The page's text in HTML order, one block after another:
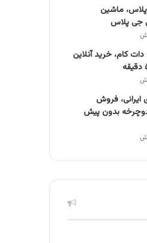
ماشین
جی پلاس
کام، خرید آنلاین
ایرانی، فروش
بدون پیش